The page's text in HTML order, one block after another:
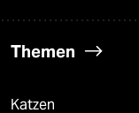
Themen
Katzen